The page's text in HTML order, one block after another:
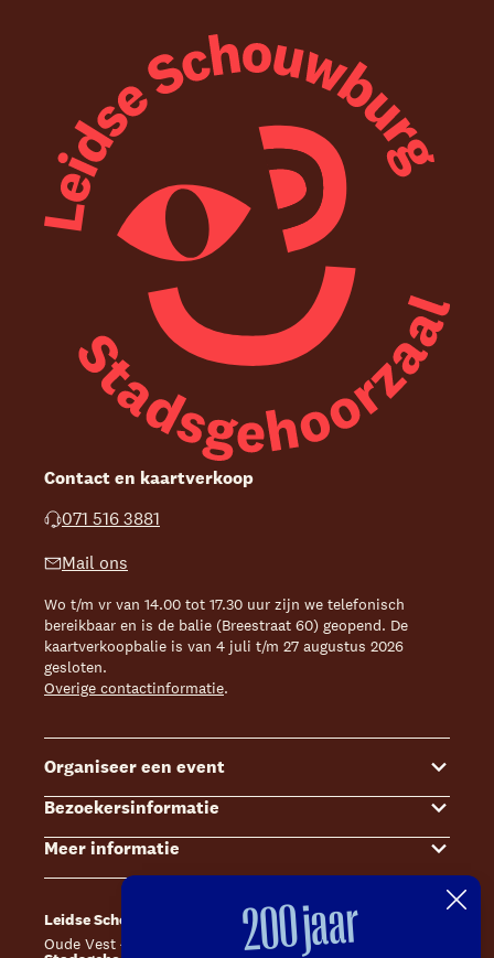
Contact en kaartverkoop
071 516 3881
Mail ons
Wo t/m vr van 14.00 tot 17.30 uur zijn we telefonisch
bereikbaar en is de balie (Breestraat 60) geopend. De
kaartverkoopbalie is van 4 juli t/m 27 augustus 2026
gesloten.
Overige contactinformatie.
Organiseer een event
Events
Zalenoverzicht
Contact Sales & Events
Offerte aanvragen
Bezoekersinformatie
Kaartverkoop
Bereikbaarheid
Toegankelijkheid
Meer informatie
Steun ons
Leidse Schouwburg
Oude Vest 43, 2312 XS Leiden
Café Caat
Catharinahof, 2311 CS Leiden
200 jaar